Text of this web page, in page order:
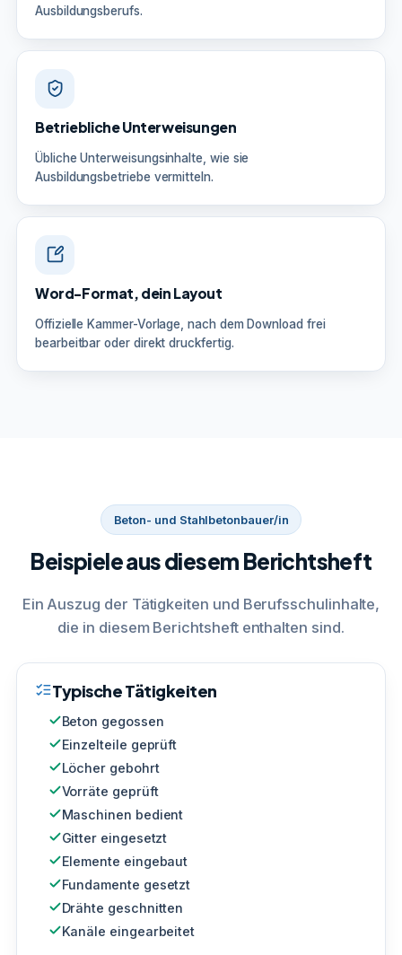
Ausbildungsberufs.
Betriebliche Unterweisungen
Übliche Unterweisungsinhalte, wie sie
Ausbildungsbetriebe vermitteln.
Word-Format, dein Layout
Offizielle Kammer-Vorlage, nach dem Download frei
bearbeitbar oder direkt druckfertig.
Beton- und Stahlbetonbauer/in
Beispiele aus diesem Berichtsheft
Ein Auszug der Tätigkeiten und Berufsschulinhalte,
die in diesem Berichtsheft enthalten sind.
Typische Tätigkeiten
Beton gegossen
Einzelteile geprüft
Löcher gebohrt
Vorräte geprüft
Maschinen bedient
Gitter eingesetzt
Elemente eingebaut
Fundamente gesetzt
Drähte geschnitten
Kanäle eingearbeitet